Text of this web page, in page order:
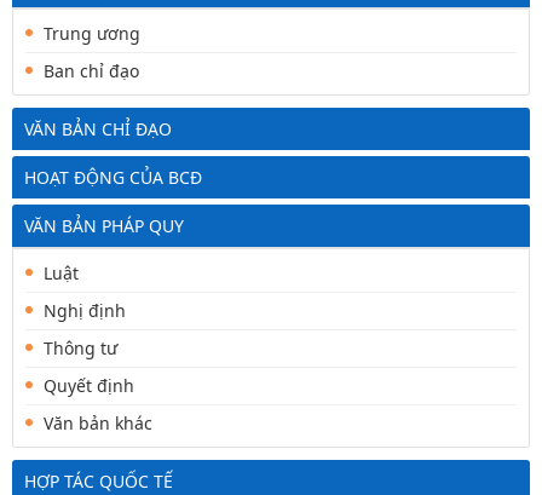
Trung ương
Ban chỉ đạo
VĂN BẢN CHỈ ĐẠO
HOẠT ĐỘNG CỦA BCĐ
VĂN BẢN PHÁP QUY
Luật
Nghị định
Thông tư
Quyết định
Văn bản khác
HỢP TÁC QUỐC TẾ